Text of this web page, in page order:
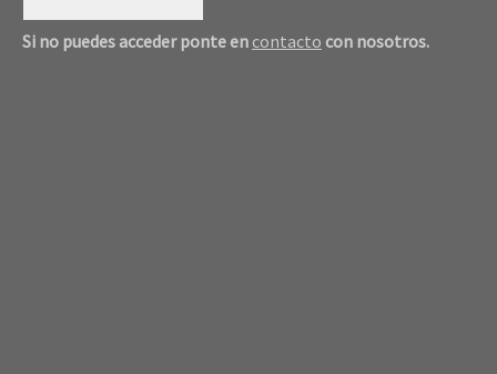
Si no puedes acceder ponte en contacto con nosotros.